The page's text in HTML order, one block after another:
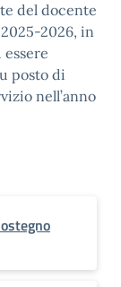
del docente
2026, in
posto di
nell’anno